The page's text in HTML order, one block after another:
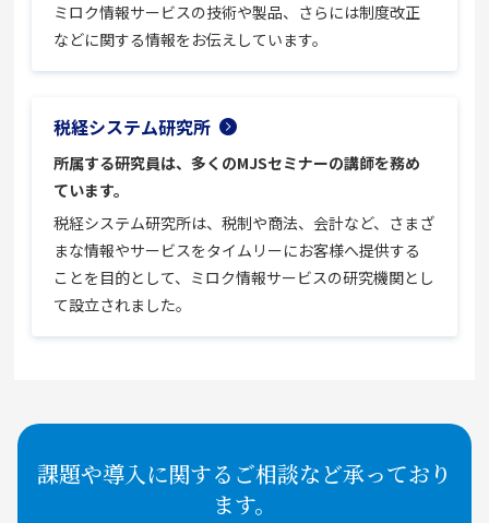
ミロク情報サービスの技術や製品、さらには制度改正
などに関する情報をお伝えしています。
税経システム研究所
所属する研究員は、多くのMJSセミナーの講師を務め
ています。
税経システム研究所は、税制や商法、会計など、さまざ
まな情報やサービスをタイムリーにお客様へ提供する
ことを目的として、ミロク情報サービスの研究機関とし
て設立されました。
課題や導入に関するご相談など承っており
ます。